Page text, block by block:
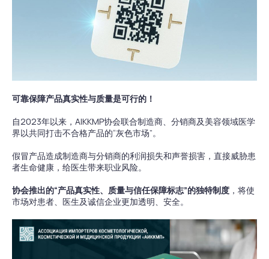
可靠保障产品真实性与质量是可行的！
自2023年以来，AIKKMP协会联合制造商、分销商及美容领域医学
界以共同打击不合格产品的“灰色市场”。
假冒产品造成制造商与分销商的利润损失和声誉损害，直接威胁患
者生命健康，给医生带来职业风险。
协会推出的“产品真实性、质量与信任保障标志”的独特制度 ，将使
市场对患者、医生及诚信企业更加透明、安全。